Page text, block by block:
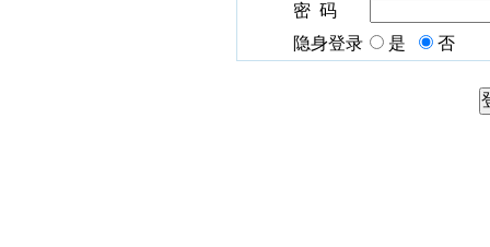
密 码
隐身登录
是 否